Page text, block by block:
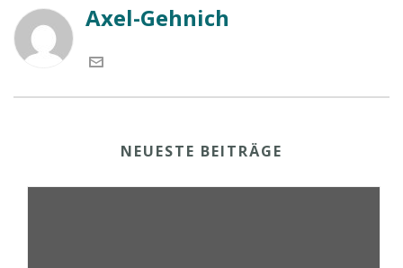
Axel-Gehnich
NEUESTE BEITRÄGE